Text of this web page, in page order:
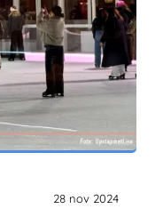
28 nov 2024